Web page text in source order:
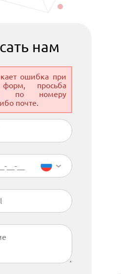
нам
ошибка при
просьба
по номеру
почте.